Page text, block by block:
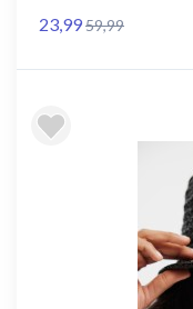
23,9959,99